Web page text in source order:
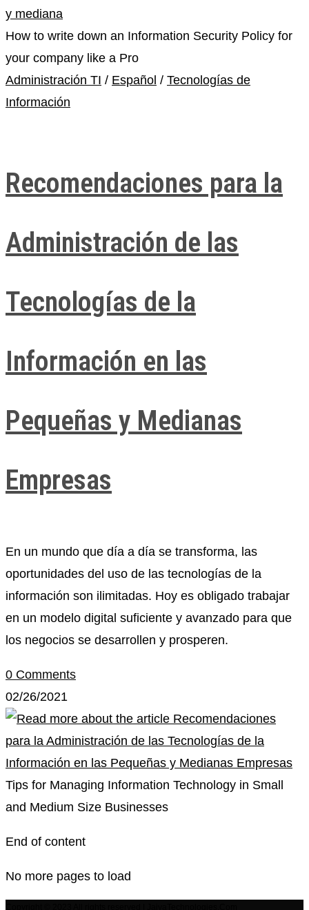
How to write down an Information Security Policy for
your company like a Pro
Administración TI / Español / Tecnologías de
Información
Recomendaciones para la
Administración de las
Tecnologías de la
Información en las
Pequeñas y Medianas
Empresas​
En un mundo que día a día se transforma, las
oportunidades del uso de las tecnologías de la
información son ilimitadas. Hoy es obligado trabajar
en un modelo digital suficiente y avanzado para que
los negocios se desarrollen y prosperen.
0 Comments
02/26/2021
Tips for Managing Information Technology in Small
and Medium Size Businesses
End of content
No more pages to load